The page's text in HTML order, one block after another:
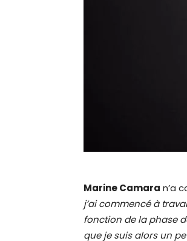
Marine Camara n’a
j’ai commencé à
fonction de la phase
que je suis alors un